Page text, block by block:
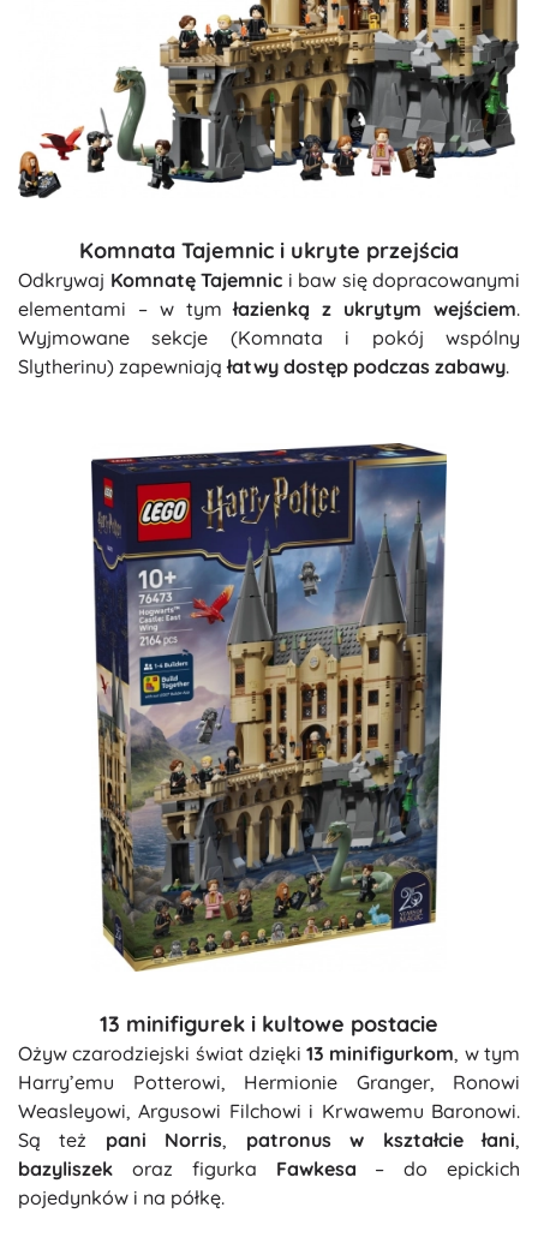
Komnata Tajemnic i ukryte przejścia
Odkrywaj Komnatę Tajemnic i baw się dopracowanymi
elementami – w tymłazienką z ukrytym wejściem.
Wyjmowane sekcje (Komnata i pokój wspólny
Slytherinu) zapewniająłatwy dostęp podczas zabawy.
13 minifigurek i kultowe postacie
Ożyw czarodziejski świat dzięki13 minifigurkom, w tym
Harry’emu Potterowi, Hermionie Granger, Ronowi
Weasleyowi, Argusowi Filchowi i Krwawemu Baronowi.
Są też pani Norris, patronus w kształcie łani,
bazyliszek oraz figurka Fawkesa – do epickich
pojedynków i na półkę.